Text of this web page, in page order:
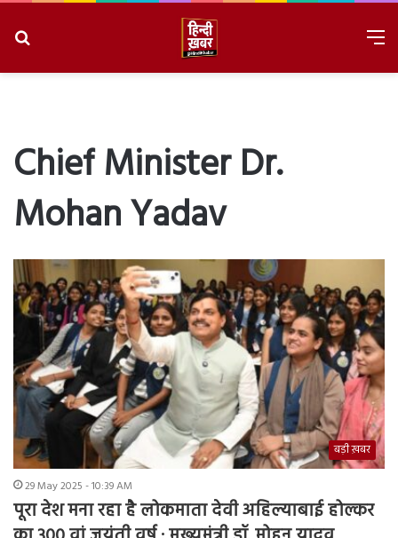
Chief Minister Dr.
Mohan Yadav
बड़ी ख़बर
29 May 2025 - 10:39 AM
पूरा देश मना रहा है लोकमाता देवी अहिल्याबाई होल्कर